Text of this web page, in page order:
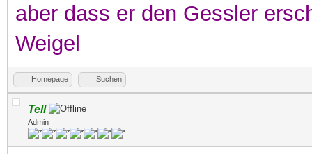
aber dass er den Gessler
Weigel
Homepage Suchen
Tell
Admin